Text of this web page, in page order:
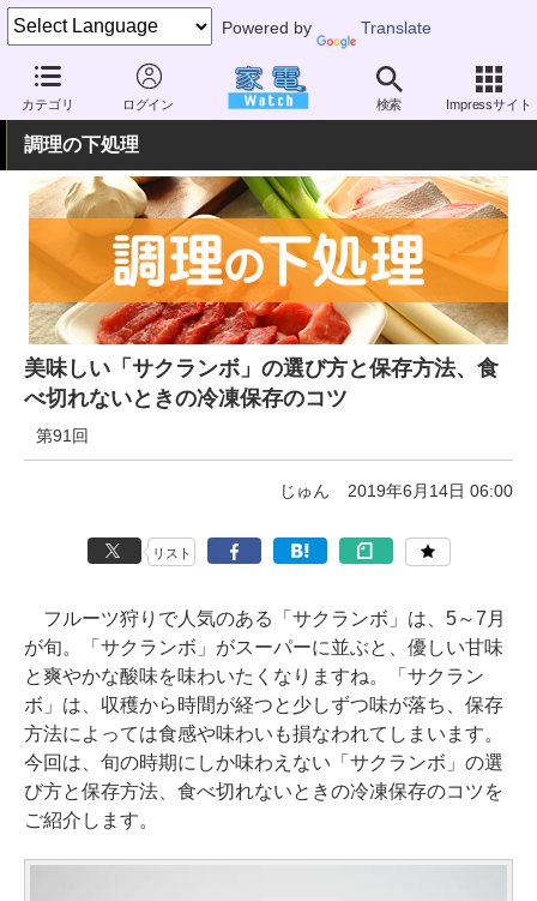
Powered by Translate
カテゴリ ログイン 検索 Impressサイト
家電 Watch 暮らし メニュー・食材 料理とコツ
調理の下処理
美味しい「サクランボ」の選び方と保存方法、食
べ切れないときの冷凍保存のコツ
第91回
じゅん 2019年6月14日 06:00
リスト
フルーツ狩りで人気のある「サクランボ」は、5～7月
が旬。「サクランボ」がスーパーに並ぶと、優しい甘味
と爽やかな酸味を味わいたくなりますね。「サクラン
ボ」は、収穫から時間が経つと少しずつ味が落ち、保存
方法によっては食感や味わいも損なわれてしまいます。
今回は、旬の時期にしか味わえない「サクランボ」の選
び方と保存方法、食べ切れないときの冷凍保存のコツを
ご紹介します。